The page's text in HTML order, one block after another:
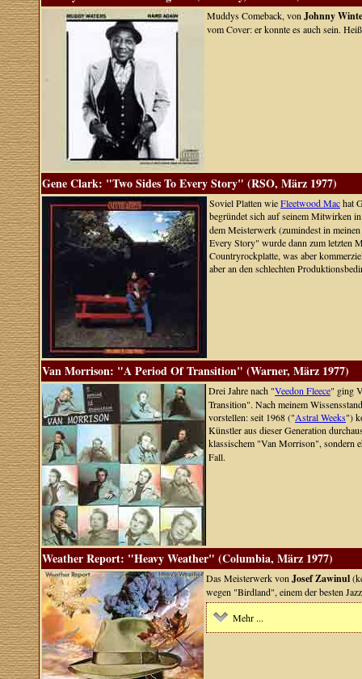
Muddys Comeback, von Johnny
vom Cover: er konnte es auch sein.
Gene Clark: "Two Sides To Every Story" (RSO, März 1977)
Soviel Platten wieFleetwood Machat
begründet sich auf seinem Mitwirken
dem Meisterwerk (zumindest in
Every Story" wurde dann zum letzten
Countryrockplatte, was aber
aber an den schlechten
Van Morrison: "A Period Of Transition" (Warner, März 1977)
Drei Jahre nach "Veedon Fleece" ging
Transition". Nach meinem
vorstellen: seit 1968 ("Astral Weeks")
Künstler aus dieser Generation
klassischem "Van Morrison", sondern
Fall.
Weather Report: "Heavy Weather" (Columbia, März 1977)
Das Meisterwerk von Josef Zawinul
wegen "Birdland", einem der besten
Mehr ...